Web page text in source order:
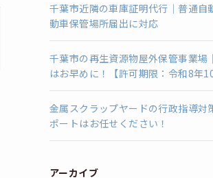
千葉市近隣の車庫証明代行｜普通自
動車保管場所届出に対応
千葉市の再生資源物屋外保管事業場
はお早めに！【許可期限：令和8年
金属スクラップヤードの行政指導対
ポートはお任せください！
アーカイブ